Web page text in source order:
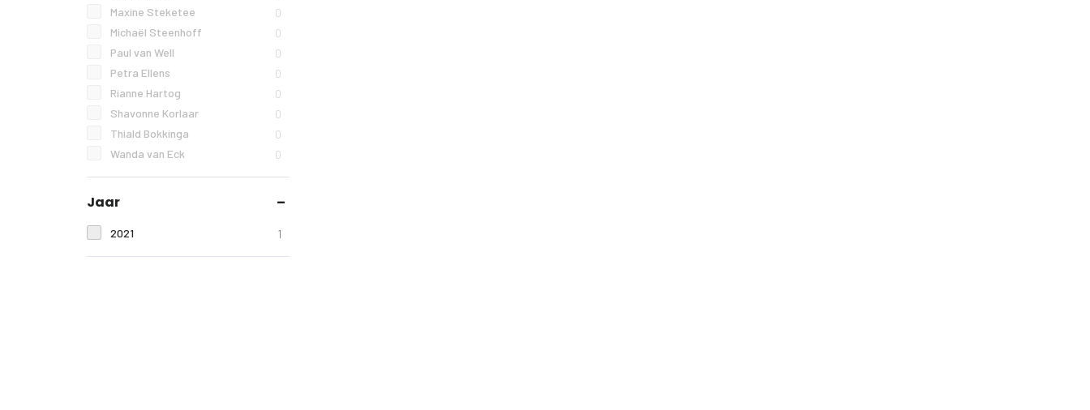
Maxine Steketee 0
Michaël Steenhoff 0
Paul van Well 0
Petra Ellens 0
Rianne Hartog 0
Shavonne Korlaar 0
Thiald Bokkinga 0
Wanda van Eck 0
Jaar
2021 1